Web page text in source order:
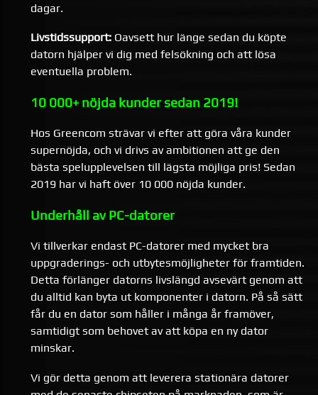
dagar.
Livstidssupport: Oavsett hur länge sedan du köpte
datorn hjälper vi dig med felsökning och att lösa
eventuella problem.
10 000+ nöjda kunder sedan 2019!
Hos Greencom strävar vi efter att göra våra kunder
supernöjda, och vi drivs av ambitionen att ge den
bästa spelupplevelsen till lägsta möjliga pris! Sedan
2019 har vi haft över 10 000 nöjda kunder.
Underhåll av PC-datorer
Vi tillverkar endast PC-datorer med mycket bra
uppgraderings- och utbytesmöjligheter för framtiden.
Detta förlänger datorns livslängd avsevärt genom att
du alltid kan byta ut komponenter i datorn. På så sätt
får du en dator som håller i många år framöver,
samtidigt som behovet av att köpa en ny dator
minskar.
Vi gör detta genom att leverera stationära datorer